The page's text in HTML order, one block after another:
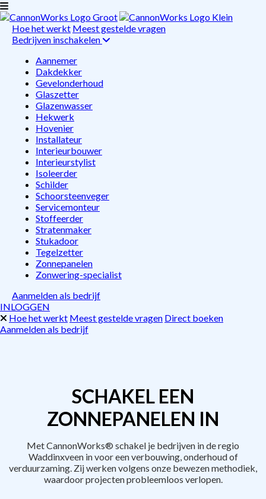
Hoe het werkt Meest gestelde vragen
Bedrijven inschakelen
Aannemer
Dakdekker
Gevelonderhoud
Glaszetter
Glazenwasser
Hekwerk
Hovenier
Installateur
Interieurbouwer
Interieurstylist
Isoleerder
Schilder
Schoorsteenveger
Servicemonteur
Stoffeerder
Stratenmaker
Stukadoor
Tegelzetter
Zonnepanelen
Zonwering-specialist
Aanmelden als bedrijf
INLOGGEN
Hoe het werkt Meest gestelde vragen Direct boeken
Aanmelden als bedrijf
SCHAKEL EEN
ZONNEPANELEN IN
Met CannonWorks® schakel je bedrijven in de regio
Waddinxveen in voor een verbouwing, onderhoud of
verduurzaming. Zij werken volgens onze bewezen methodiek,
waardoor projecten probleemloos verlopen.